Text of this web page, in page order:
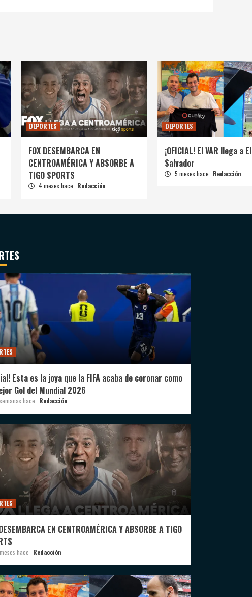
DEPORTES
FOX DESEMBARCA EN
CENTROAMÉRICA Y ABSORBE A
TIGO SPORTS
4 meses hace Redacción
DEPORTES
¡OFICIAL! El VAR llega a El
Salvador
5 meses hace Redacción
Esta es la joya que la FIFA acaba de coronar como
Gol del Mundial 2026
hace Redacción
EN CENTROAMÉRICA Y ABSORBE A TIGO
hace Redacción